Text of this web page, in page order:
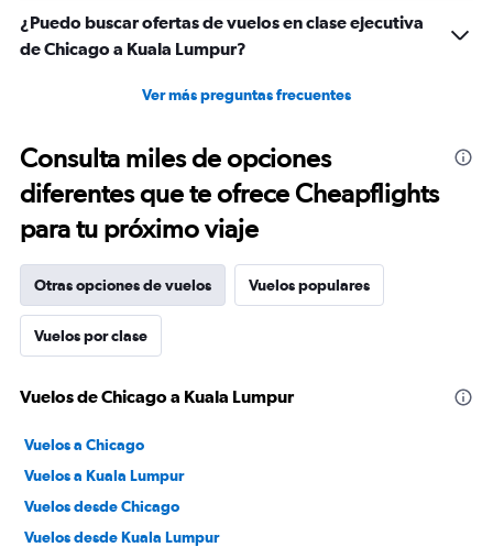
¿Puedo buscar ofertas de vuelos en clase ejecutiva
de Chicago a Kuala Lumpur?
Ver más preguntas frecuentes
Consulta miles de opciones
diferentes que te ofrece Cheapflights
para tu próximo viaje
Otras opciones de vuelos Vuelos populares
Vuelos por clase
Vuelos de Chicago a Kuala Lumpur
Vuelos a Chicago
Vuelos a Kuala Lumpur
Vuelos desde Chicago
Vuelos desde Kuala Lumpur